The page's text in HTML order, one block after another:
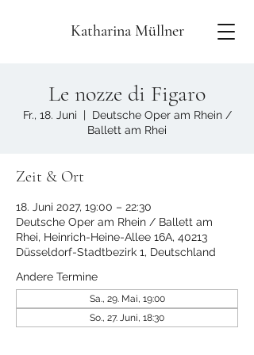
Katharina Müllner
Le nozze di Figaro
Fr., 18. Juni
  |
Deutsche Oper am Rhein /
Ballett am Rhei
Zeit & Ort
18. Juni 2027, 19:00 – 22:30
Deutsche Oper am Rhein / Ballett am
Rhei, Heinrich-Heine-Allee 16A, 40213
Düsseldorf-Stadtbezirk 1, Deutschland
Andere Termine
Sa., 29. Mai, 19:00
So., 27. Juni, 18:30